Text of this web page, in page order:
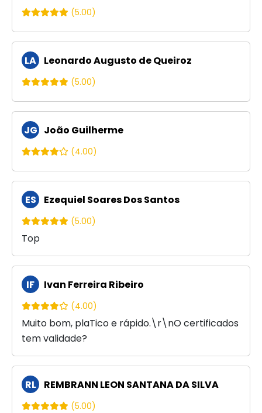
(5.00)
LA Leonardo Augusto de Queiroz
(5.00)
JG João Guilherme
(4.00)
ES Ezequiel Soares Dos Santos
(5.00)
Top
IF Ivan Ferreira Ribeiro
(4.00)
Muito bom, plaTico e rápido.\r\nO certificados
tem validade?
RL REMBRANN LEON SANTANA DA SILVA
(5.00)